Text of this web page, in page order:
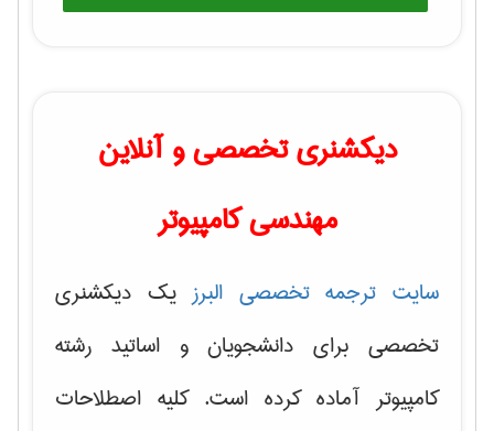
دیکشنری تخصصی و آنلاین
مهندسی کامپیوتر
سایت ترجمه تخصصی البرزیک دیکشنری
تخصصی برای دانشجویان و اساتید رشته
کامپیوتر آماده کرده است. کلیه اصطلاحات